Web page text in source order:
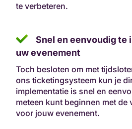
te verbeteren.
Snel en eenvoudig te
uw evenement
Toch besloten om met
ons ticketingsysteem kun je
implementatie is snel en
meteen kunt beginnen met de
voor jouw evenement.